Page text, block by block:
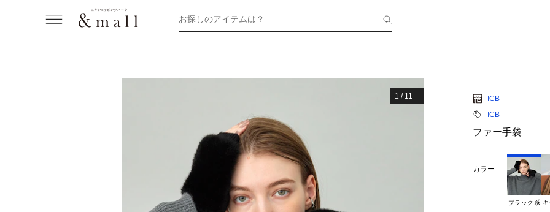
お探しのアイテムは？
1 / 11
ICB
ICB
ファー手袋
カラー
ブラック系